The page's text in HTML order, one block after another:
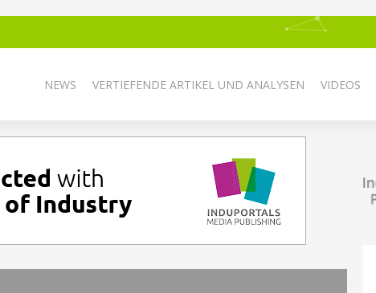
NEWS VERTIEFENDE ARTIKEL UND ANALYSEN VIDEOS